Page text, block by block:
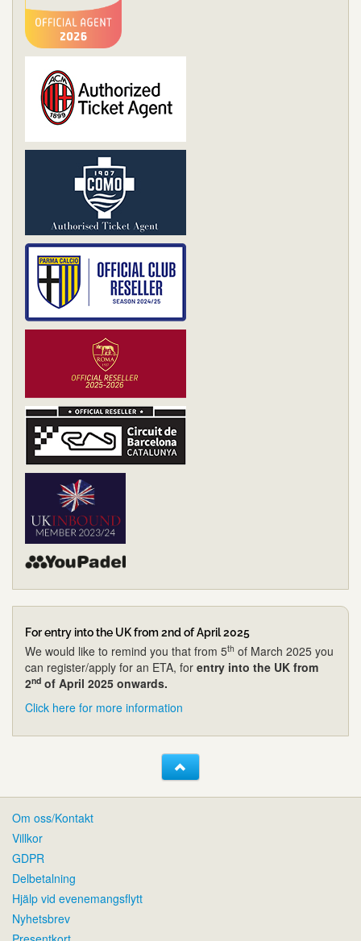
For entry into the UK from 2nd of April 2025
We would like to remind you that from 5th of March 2025 you
can register/apply for an ETA, for entry into the UK from
2nd of April 2025 onwards.
Click here for more information
Om oss/Kontakt
Villkor
GDPR
Delbetalning
Hjälp vid evenemangsflytt
Nyhetsbrev